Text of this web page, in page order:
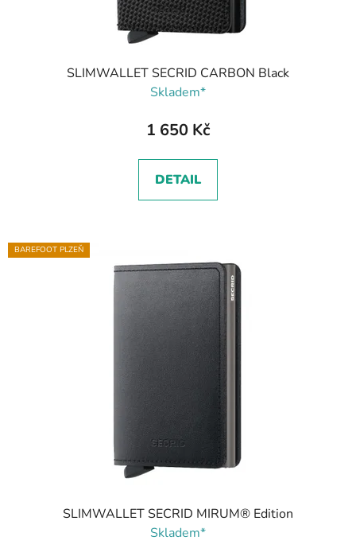
SLIMWALLET SECRID CARBON Black
Skladem*
1 650 Kč
DETAIL
BAREFOOT PLZEŇ
SLIMWALLET SECRID MIRUM® Edition
Skladem*